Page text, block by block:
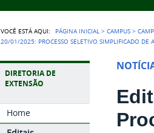
VOCÊ ESTÁ AQUI: PÁGINA INICIAL >CAMPUS >
20/01/2025: PROCESSO SELETIVO SIMPLIFICADO DE
DIRETORIA DE
EXTENSÃO
Home